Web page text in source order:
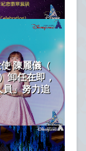
陳麗儀（
卸任在即，
員」努力追